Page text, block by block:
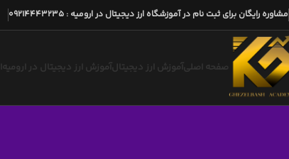
مشاوره رایگان برای ثبت نام در آموزشگاه ارز دیجیتال در ارومیه :
09214443235
صفحه اصلیآموزش ارز دیجیتالآموزش ارز دیجیتال در ارومیه